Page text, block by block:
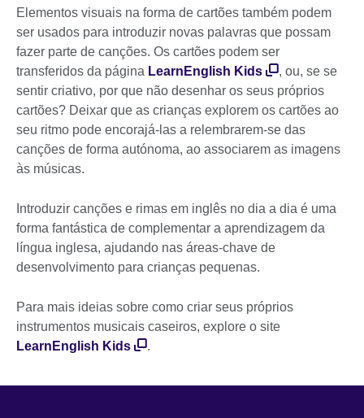
Elementos visuais na forma de cartões também podem
ser usados para introduzir novas palavras que possam
fazer parte de canções. Os cartões podem ser
transferidos da página LearnEnglish Kids
, ou, se se
sentir criativo, por que não desenhar os seus próprios
cartões? Deixar que as crianças explorem os cartões ao
seu ritmo pode encorajá-las a relembrarem-se das
canções de forma autónoma, ao associarem as imagens
às músicas.
Introduzir canções e rimas em inglês no dia a dia é uma
forma fantástica de complementar a aprendizagem da
língua inglesa, ajudando nas áreas-chave de
desenvolvimento para crianças pequenas.
Para mais ideias sobre como criar seus próprios
instrumentos musicais caseiros, explore o site
LearnEnglish Kids
.